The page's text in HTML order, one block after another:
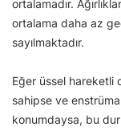
ortalamadır.
ortalama daha az
sayılmaktadır.
Eğer üssel hareketli
sahipse ve
konumdaysa, bu